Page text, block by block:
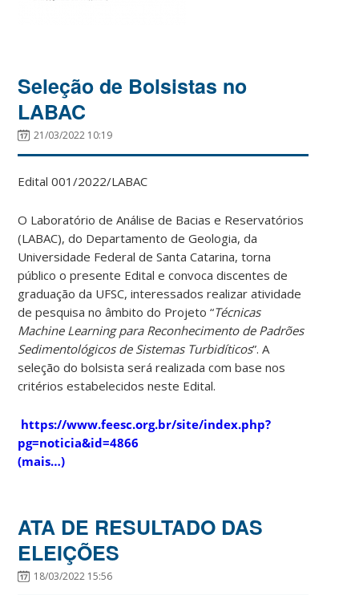
Seleção de Bolsistas no
LABAC
21/03/2022 10:19
Edital 001/2022/LABAC
O Laboratório de Análise de Bacias e Reservatórios
(LABAC), do Departamento de Geologia, da
Universidade Federal de Santa Catarina, torna
público o presente Edital e convoca discentes de
graduação da UFSC, interessados realizar atividade
de pesquisa no âmbito do Projeto “Técnicas
Machine Learning para Reconhecimento de Padrões
Sedimentológicos de Sistemas Turbidíticos”. A
seleção do bolsista será realizada com base nos
critérios estabelecidos neste Edital.
https://www.feesc.org.br/site/index.php?
pg=noticia&id=4866
(mais…)
ATA DE RESULTADO DAS
ELEIÇÕES
18/03/2022 15:56